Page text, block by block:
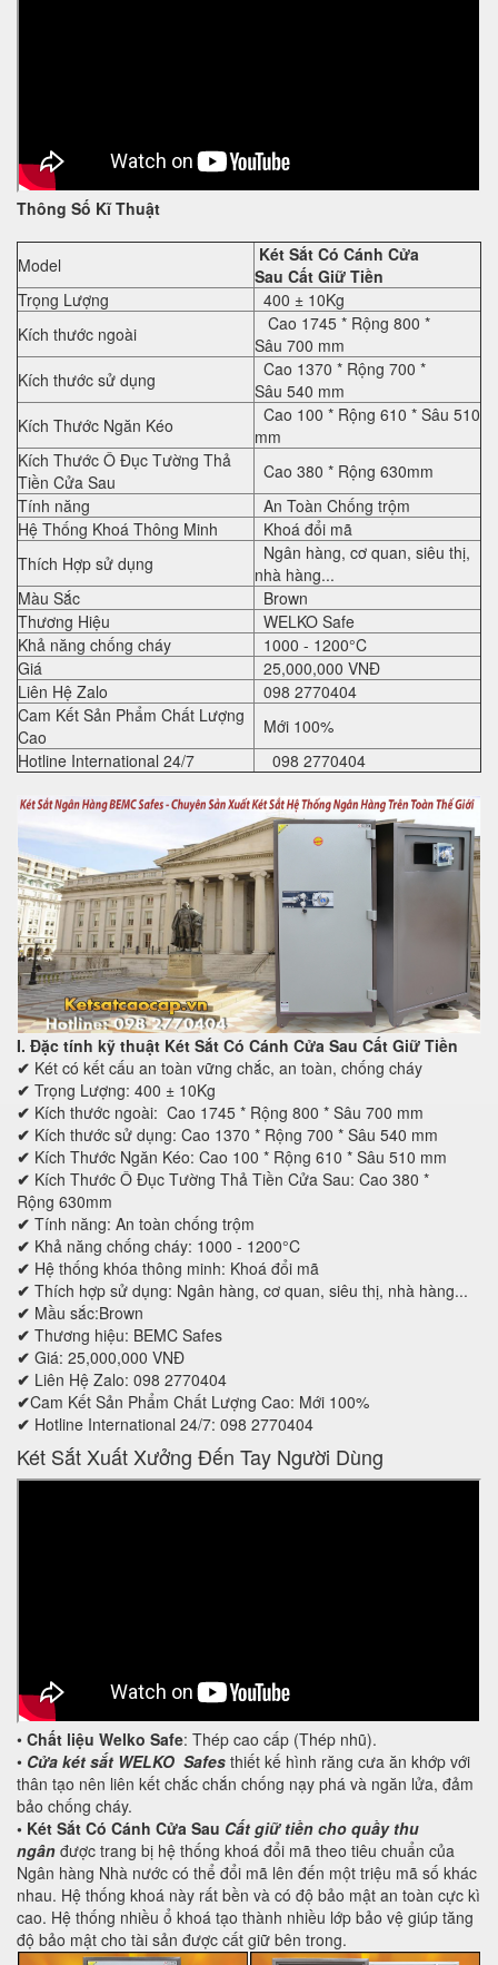
Thông Số Kĩ Thuật
Model
Két Sắt Có Cánh Cửa
Sau Cất Giữ Tiền
Trọng Lượng
400 ± 10Kg
Kích thước ngoài
Cao 1745 * Rộng 800 *
Sâu 700 mm
Kích thước sử dụng
Cao 1370 * Rộng 700 *
Sâu 540 mm
Kích Thước Ngăn Kéo
Cao 100 * Rộng 610 * Sâu 510
mm
Kích Thước Ô Đục Tường Thả
Tiền Cửa Sau
Cao 380 * Rộng 630mm
Tính năng
An Toàn Chống trộm
Hệ Thống Khoá Thông Minh
Khoá đổi mã
Thích Hợp sử dụng
Ngân hàng, cơ quan, siêu thị,
nhà hàng...
Màu Sắc
Brown
Thương Hiệu
WELKO Safe
Khả năng chống cháy
1000 - 1200°C
Giá
25,000,000 VNĐ
Liên Hệ Zalo
098 2770404
Cam Kết Sản Phẩm Chất Lượng
Cao
Mới 100%
Hotline International 24/7
098 2770404
I. Đặc tính kỹ thuật Két Sắt Có Cánh Cửa Sau Cất Giữ Tiền
✔ Két có kết cấu an toàn vững chắc, an toàn, chống cháy
✔ Trọng Lượng: 400 ± 10Kg
✔ Kích thước ngoài: Cao 1745 * Rộng 800 * Sâu 700 mm
✔ Kích thước sử dụng: Cao 1370 * Rộng 700 * Sâu 540 mm
✔ Kích Thước Ngăn Kéo: Cao 100 * Rộng 610 * Sâu 510 mm
✔ Kích Thước Ô Đục Tường Thả Tiền Cửa Sau: Cao 380 *
Rộng 630mm
✔ Tính năng: An toàn chống trộm
✔ Khả năng chống cháy: 1000 - 1200°C
✔ Hệ thống khóa thông minh: Khoá đổi mã
✔ Thích hợp sử dụng: Ngân hàng, cơ quan, siêu thị, nhà hàng...
✔ Mầu sắc:Brown
✔ Thương hiệu: BEMC Safes
✔ Giá: 25,000,000 VNĐ
✔ Liên Hệ Zalo: 098 2770404
✔Cam Kết Sản Phẩm Chất Lượng Cao: Mới 100%
✔ Hotline International 24/7: 098 2770404
Két Sắt Xuất Xưởng Đến Tay Người Dùng
• Chất liệu Welko Safe: Thép cao cấp (Thép nhũ).
• Cửa két sắt WELKO Safes thiết kế hình răng cưa ăn khớp với
thân tạo nên liên kết chắc chắn chống nạy phá và ngăn lửa, đảm
bảo chống cháy.
• Két Sắt Có Cánh Cửa Sau Cất giữ tiền cho quầy thu
ngân được trang bị hệ thống khoá đổi mã theo tiêu chuẩn của
Ngân hàng Nhà nước có thể đổi mã lên đến một triệu mã số khác
nhau. Hệ thống khoá này rất bền và có độ bảo mật an toàn cực kì
cao. Hệ thống nhiều ổ khoá tạo thành nhiều lớp bảo vệ giúp tăng
độ bảo mật cho tài sản được cất giữ bên trong.